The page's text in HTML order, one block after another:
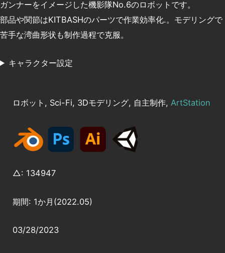
ガンナーをイメージした機影隊No.6のロボットです。
部品や関節はKITBASHのパーツで作業効率化.。モデリングで
苦手な湾曲形状も制作過程で克服。
キャラクター設定
ロボット, Sci-Fi, 3Dモデリング, 自主制作, ArtStation
△: 134947
期間: 1か月(2022.05)
03/28/2023